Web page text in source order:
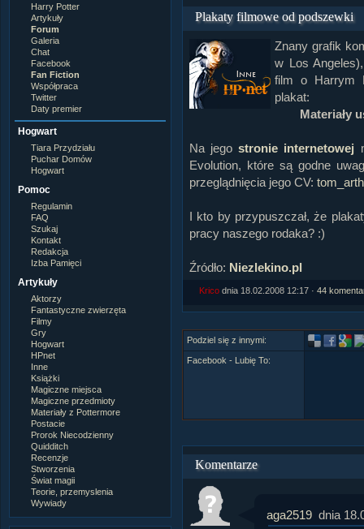
Harry Potter
Artykuły
Forum
Galeria
Chat
Facebook
Fan Fiction
Współpraca
Twitter
Daty premier
Hogwart
Tiara Przydziału
Puchar Domów
Hogwart
Pomoc
Regulamin
FAQ
Szukaj
Kontakt
Redakcja
Izba Pamięci
Artykuły
Aktorzy
Fantastyczne zwierzęta
Filmy
Gry
Hogwart
HPnet
Inne
Książki
Magiczne miejsca
Magiczne przedmioty
Materiały z Pottermore
Postacie
Prorok Niecodzienny
Quidditch
Recenzje
Stworzenia
Świat magii
Teorie, przemyslenia
Wywiady
Plakaty filmowe od podszewki
Znany grafik
w Los
film o Harrym
plakat:
Materiały
Na jegostronie internetowej
Evolution, które są godne
przeglądnięcia jego CV:
I kto by przypuszczał, że
pracy naszego rodaka? :)
Źródło: Niezlekino.pl
Krico dnia 18.02.2008 12:17 ·44
Podziel się z innymi:
Facebook - Lubię To:
Komentarze
aga2519 dnia